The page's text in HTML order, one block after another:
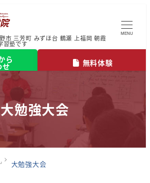
市 三芳町 みずほ台 鶴瀬 上福岡 朝霞
習塾です
ら
せ 無料体験
MENU
大勉強大会
大勉強大会